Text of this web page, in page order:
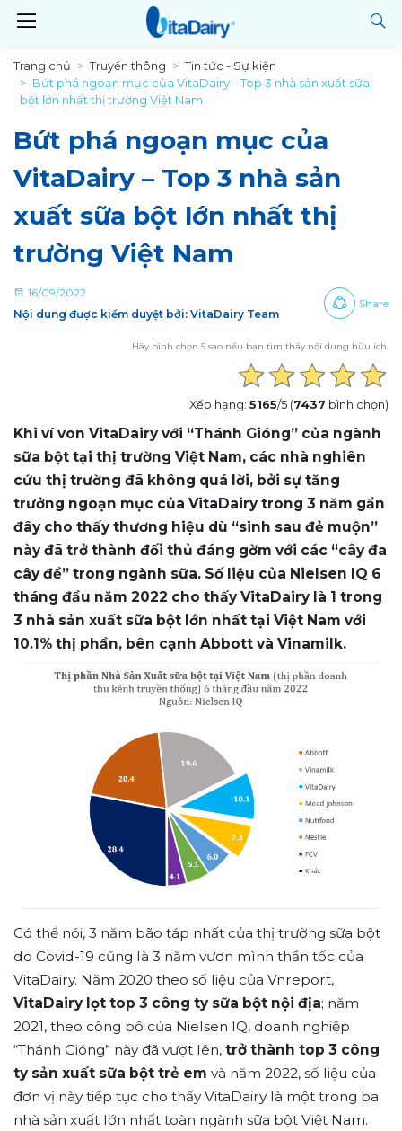
Trang chủ Truyền thông
Tin tức - Sự kiện
Bứt phá ngoạn mục của VitaDairy – Top 3 nhà sản xuất sữa
bột lớn nhất thị trường Việt Nam
Bứt phá ngoạn mục của
VitaDairy – Top 3 nhà sản
xuất sữa bột lớn nhất thị
trường Việt Nam
16/09/2022
Nội dung được kiểm duyệt bởi: VitaDairy Team
Share
Hãy bình chọn 5 sao nếu bạn tìm thấy nội dung hữu ích.
Xếp hạng: 5165/5 (7437 bình chọn)
Khi ví von VitaDairy với “Thánh Gióng” của ngành
sữa bột tại thị trường Việt Nam, các nhà nghiên
cứu thị trường đã không quá lời, bởi sự tăng
trưởng ngoạn mục của VitaDairy trong 3 năm gần
đây cho thấy thương hiệu dù “sinh sau đẻ muộn”
này đã trở thành đối thủ đáng gờm với các “cây đa
cây đề” trong ngành sữa. Số liệu của Nielsen IQ 6
tháng đầu năm 2022 cho thấy VitaDairy là 1 trong
3 nhà sản xuất sữa bột lớn nhất tại Việt Nam với
10.1% thị phần, bên cạnh Abbott và Vinamilk.
Có thể nói, 3 năm bão táp nhất của thị trường sữa bột
do Covid-19 cũng là 3 năm vươn mình thần tốc của
VitaDairy. Năm 2020 theo số liệu của Vnreport,
VitaDairy lọt top 3 công ty sữa bột nội địa; năm
2021, theo công bố của Nielsen IQ, doanh nghiệp
“Thánh Gióng” này đã vượt lên, trở thành top 3 công
ty sản xuất sữa bột trẻ em và năm 2022, số liệu của
đơn vị này tiếp tục cho thấy VitaDairy là một trong ba
nhà sản xuất lớn nhất toàn ngành sữa bột Việt Nam.